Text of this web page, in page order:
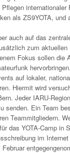
als ZS9YOTA, und
auch auf das
zum
Fokus sollen die
auf lokaler,
Hiermit wird
Jeder IARU-
senden. Ein Team
Teammitgliedern.
das YOTA-Camp in
im